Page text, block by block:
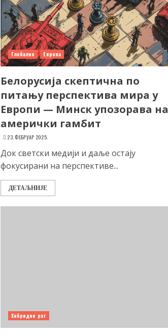
Глобално Европа
Белорусија скептична по
питању перспектива мира у
Европи — Минск упозорава на
амерички гамбит
23. ФЕБРУАР 2025.
Док светски медији и даље остају
фокусирани на перспективе...
ДЕТАЉНИЈЕ
Хибридни рат